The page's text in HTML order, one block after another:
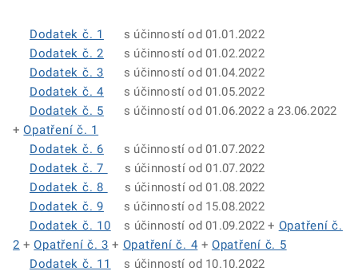
Dodatek č. 1
s účinností od 01.01.2022
Dodatek č. 2 s účinností od 01.02.2022
Dodatek č. 3 s účinností od 01.04.2022
Dodatek č. 4 s účinností od 01.05.2022
Dodatek č. 5 s účinností od 01.06.2022 a 23.06.2022
+Opatření č. 1
Dodatek č. 6 s účinností od 01.07.2022
Dodatek č. 7
s účinností od 01.07.2022
Dodatek č. 8
s účinností od 01.08.2022
Dodatek č. 9 s účinností od 15.08.2022
Dodatek č. 10 s účinností od 01.09.2022 + Opatření č.
2 +Opatření č. 3 + Opatření č. 4 + Opatření č. 5
Dodatek č. 11
s účinností od 10.10.2022